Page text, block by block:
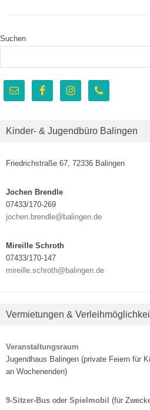
Suchen
Kinder- & Jugendbüro Balingen
Friedrichstraße 67, 72336 Balingen
Jochen Brendle
07433/170-269
jochen.brendle@balingen.de
Mireille Schroth
07433/170-147
mireille.schroth@balingen.de
Vermietungen &
Veranstaltungsraum
Jugendhaus Balingen (private Feiern für
an Wochenenden)
9-Sitzer-Bus oder Spielmobil (für